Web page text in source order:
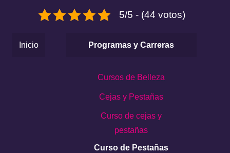
5/5 - (44 votos)
Inicio Programas y Carreras
Cursos de Belleza
Cejas y Pestañas
Curso de cejas y
pestañas
Curso de Pestañas